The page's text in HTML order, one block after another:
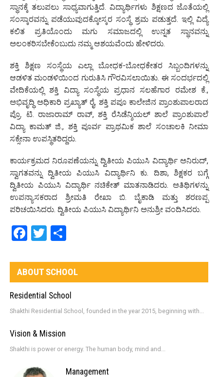
ಸ್ಥಾನಕ್ಕೆ ತಲುಪಲು ಸಾಧ್ಯವಾಗುತ್ತಿದೆ. ವಿದ್ಯಾರ್ಥಿಗಳು ಶಿಕ್ಷಣದ ಜೊತೆಯಲ್ಲಿ
ಸಂಸ್ಕಾರವನ್ನು ಪಡೆಯುವುದಕ್ಕೋಸ್ಕರ ಸಂಸ್ಥೆ ಶ್ರಮ ಪಡುತ್ತದೆ. ಇಲ್ಲಿ ವಿದ್ಯೆ
ಕಲಿತ ಪ್ರತಿಯೊಂದು ಮಗು ಸಮಾಜದಲ್ಲಿ ಉನ್ನತ ಸ್ಥಾನವನ್ನು
ಅಲಂಕರಿಸಬೇಕೆಂಬುದು ನಮ್ಮ ಆಶಯವೆಂದು ಹೇಳಿದರು.
ಶಕ್ತಿ ಶಿಕ್ಷಣ ಸಂಸ್ಥೆಯ ಎಲ್ಲಾ ಬೋಧಕ-ಬೋಧಕೇತರ ಸಿಬ್ಬಂದಿಗಳನ್ನು
ಆಡಳಿತ ಮಂಡಳಿಯಿಂದ ಗುರುತಿಸಿ ಗೌರವಿಸಲಾಯಿತು. ಈ ಸಂದರ್ಭದಲ್ಲಿ
ವೇದಿಕೆಯಲ್ಲಿ ಶಕ್ತಿ ವಿದ್ಯಾ ಸಂಸ್ಥೆಯ ಪ್ರಧಾನ ಸಲಹೆಗಾರ ರಮೇಶ ಕೆ.,
ಅಭಿವೃದ್ಧಿ ಅಧಿಕಾರಿ ಪ್ರಖ್ಯಾತ್ ರೈ, ಶಕ್ತಿ ಪಪೂ ಕಾಲೇಜಿನ ಪ್ರಾಂಶುಪಾಲರಾದ
ಪ್ರೊ. ಟಿ. ರಾಜಾರಾಮ್ ರಾವ್, ಶಕ್ತಿ ರೆಸಿಡೆನ್ಶಿಯಲ್ ಶಾಲೆ ಪ್ರಾಂಶುಪಾಲೆ
ವಿದ್ಯಾ ಕಾಮತ್ ಜಿ., ಶಕ್ತಿ ಪೂರ್ವ ಪ್ರಾಥಮಿಕ ಶಾಲೆ ಸಂಚಾಲಕಿ ನೀಮಾ
ಸಕ್ಸೇನಾ ಉಪಸ್ಥಿತರಿದ್ದರು.
ಕಾರ್ಯಕ್ರಮದ ನಿರೂಪಣೆಯನ್ನು ದ್ವಿತೀಯ ಪಿಯುಸಿ ವಿದ್ಯಾರ್ಥಿ ಅನಿರುದ್,
ಸ್ವಾಗತವನ್ನು ದ್ವಿತೀಯ ಪಿಯುಸಿ ವಿದ್ಯಾರ್ಥಿನಿ ಕು. ದಿಶಾ, ಶಿಕ್ಷಕರ ಬಗ್ಗೆ
ದ್ವಿತೀಯ ಪಿಯುಸಿ ವಿದ್ಯಾರ್ಥಿ ನಚಿಕೇತ್ ಮಾತನಾಡಿದರು. ಅತಿಥಿಗಳನ್ನು
ಉಪನ್ಯಾಸಕರಾದ ಶ್ರೀಮತಿ ರೇಖಾ ಬಿ. ಬೈಕಾಡಿ ಮತ್ತು ಶರಣಪ್ಪ
ಪರಿಚಯಿಸಿದರು. ದ್ವಿತೀಯ ಪಿಯುಸಿ ವಿದ್ಯಾರ್ಥಿನಿ ಅನುಶ್ರೀ ವಂದಿಸಿದರು.
Facebook
Twitter
ABOUT SCHOOL
Residential School
Shakthi Residential School, founded in the year 2015, beginning with...
Vision & Mission
Shakthi is power or energy. The human body, mind and...
Management